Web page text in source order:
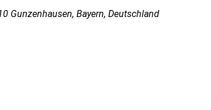
Gunzenhausen, Bayern, Deutschland